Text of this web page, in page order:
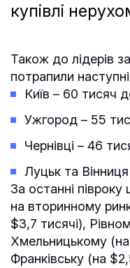
купівлі
Також до лідерів
потрапили
Київ – 60 тисяч
Ужгород – 55
Чернівці – 46
Луцьк та
За останні півроку
на вторинному
$3,7 тисячі),
Хмельницькому (на
Франківську (на